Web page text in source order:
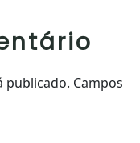
publicado. Campos